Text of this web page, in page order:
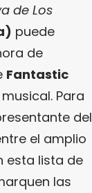
de Los
puede
de
Fantastic
Para
del
el amplio
esta lista de
las